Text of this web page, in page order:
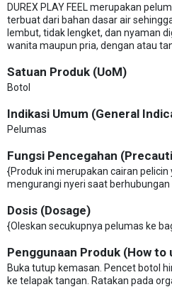
DUREX PLAY FEEL merupakan
terbuat dari bahan dasar air
lembut, tidak lengket, dan nyaman
wanita maupun pria, dengan atau
Satuan Produk (UoM)
Botol
Indikasi Umum (General
Pelumas
Fungsi Pencegahan
{Produk ini merupakan cairan pelicin
mengurangi nyeri saat
Dosis (Dosage)
{Oleskan secukupnya pelumas ke
Penggunaan Produk (How to
Buka tutup kemasan. Pencet botol
ke telapak tangan. Ratakan pada